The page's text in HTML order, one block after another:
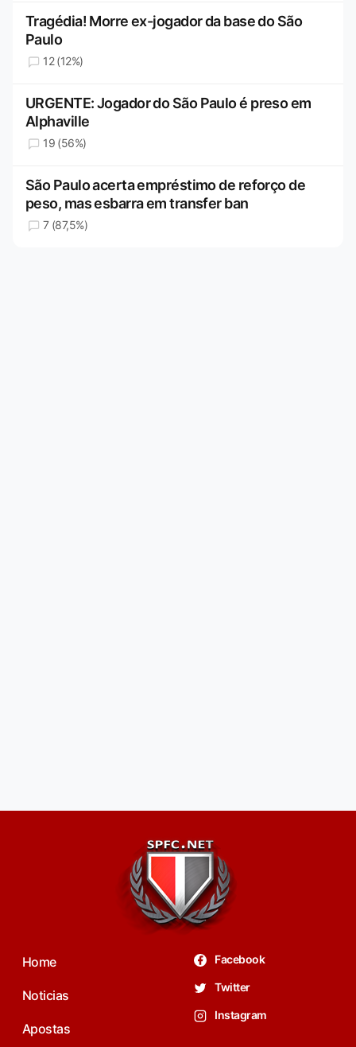
Tragédia! Morre ex-jogador da base do São
Paulo
12 (12%)
URGENTE: Jogador do São Paulo é preso em
Alphaville
19 (56%)
São Paulo acerta empréstimo de reforço de
peso, mas esbarra em transfer ban
7 (87,5%)
Home
Noticias
Apostas
Facebook
Twitter
Instagram